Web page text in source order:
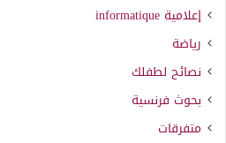
إعلامية informatique
رياضة
نصائح لطفلك
بحوث فرنسية
متفرقات